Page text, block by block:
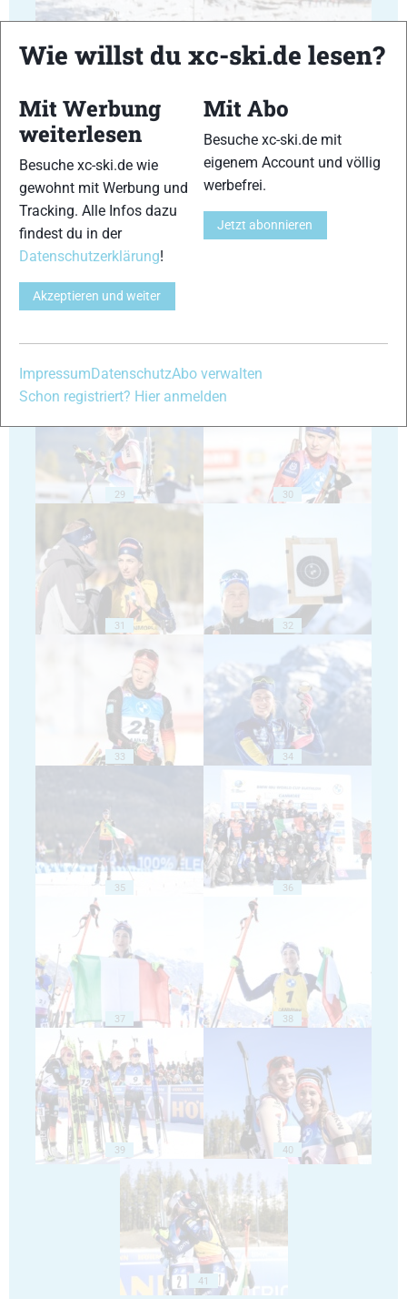
25 26
29 30
31 32
33 34
35 36
37 38
39 40
41
Wie willst du xc-ski.de lesen?
Mit Werbung
weiterlesen
Besuche xc-ski.de wie
gewohnt mit Werbung und
Tracking. Alle Infos dazu
findest du in der
Datenschutzerklärung!
Akzeptieren und weiter
Mit Abo
Besuche xc-ski.de mit
eigenem Account und völlig
werbefrei.
Jetzt abonnieren
ImpressumDatenschutzAbo verwalten
Schon registriert? Hier anmelden